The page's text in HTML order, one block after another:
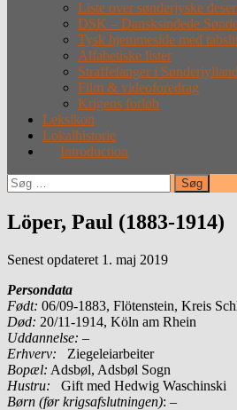
Liste over sønderjyske
DSK – Dansksindede
Tysk hjemmeside med
Alfabetiske lister
Straffefanger i Sønderjylland
Film & videoforedrag
Krigens forløb
Leksikon
Lokalhistorie
Introduction
Søg
efter:
Löper, Paul (1883-1914)
Senest opdateret 1. maj 2019
Persondata
Født: 06/09-1883, Flötenstein, Kreis
Død: 20/11-1914, Köln am Rhein
Uddannelse: –
Erhverv: Ziegeleiarbeiter
Bopæl: Adsbøl, Adsbøl Sogn
Hustru: Gift med Hedwig Waschinski
Børn (før krigsafslutningen): –